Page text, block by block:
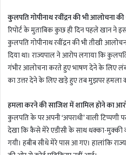
कुलपति गोपीनाथ रवींद्रन की भी आलोचना की
रिपोर्ट के मुताबिक कुछ ही दिन पहले खान ने इस
कुलपति गोपीनाथ रवींद्रन की भी तीखी
दिया था। राज्यपाल ने आरोप लगाया कि
गंभीर आलोचना करते हुए भाषण देने के लिए
का उत्तर देने के लिए खड़े हुए तब मुझपर हमला
हमला करने की साजिश में शामिल होने का
कुलपति के पर अपनी ‘अपराधी’ वाली
देखा कि कैसे मेरे एडीसी के साथ धक्का-मुक्की
गयी। हबीब सीधे मेरे पास आ गए। हालांकि